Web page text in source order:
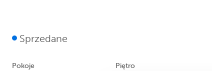
Sprzedane
Pokoje Piętro